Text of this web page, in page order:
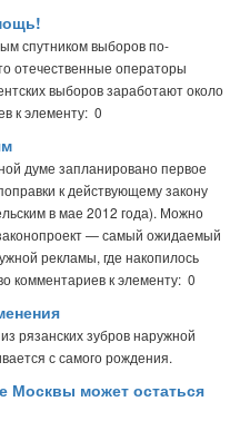
спутником выборов по-
отечественные операторы
выборов заработают около
к элементу: 0
думе запланировано первое
к действующему закону
в мае 2012 года). Можно
— самый ожидаемый
рекламы, где накопилось
комментариев к элементу: 0
рязанских зубров наружной
с самого рождения.
Москвы может остаться